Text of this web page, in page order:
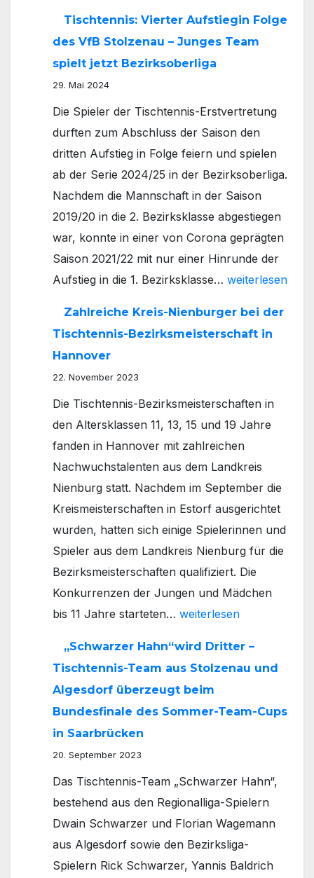
Kreismeisterschaften
finden
in
statt
–
Favorit
Erik
Jansen
setzt
sich
bei
den
Tischtennis: Vierter Aufstiegin Folge
des VfB Stolzenau – Junges Team
spielt jetzt Bezirksoberliga
29. Mai 2024
Die Spieler der Tischtennis-Erstvertretung
durften zum Abschluss der Saison den
dritten Aufstieg in Folge feiern und spielen
ab der Serie 2024/25 in der Bezirksoberliga.
Nachdem die Mannschaft in der Saison
2019/20 in die 2. Bezirksklasse abgestiegen
war, konnte in einer von Corona geprägten
Saison 2021/22 mit nur einer Hinrunde der
Aufstieg in die 1. Bezirksklasse… Tischtennis:
Aufstiegin
Folge
Stolzenau
–
Junges
Team
spielt
jetzt
Bezirksoberliga
weiterlesen
Zahlreiche Kreis-Nienburger bei der
Tischtennis-Bezirksmeisterschaft in
Hannover
22. November 2023
Die Tischtennis-Bezirksmeisterschaften in
den Altersklassen 11, 13, 15 und 19 Jahre
fanden in Hannover mit zahlreichen
Nachwuchstalenten aus dem Landkreis
Nienburg statt. Nachdem im September die
Kreismeisterschaften in Estorf ausgerichtet
wurden, hatten sich einige Spielerinnen und
Spieler aus dem Landkreis Nienburg für die
Bezirksmeisterschaften qualifiziert. Die
Konkurrenzen der Jungen und Mädchen
bis 11 Jahre starteten… Zahlreiche
Nienburger
bei
der
Tischtennis-
Hannover
weiterlesen
„Schwarzer Hahn“wird Dritter –
Tischtennis-Team aus Stolzenau und
Algesdorf überzeugt beim
Bundesfinale des Sommer-Team-Cups
in Saarbrücken
20. September 2023
Das Tischtennis-Team „Schwarzer Hahn“,
bestehend aus den Regionalliga-Spielern
Dwain Schwarzer und Florian Wagemann
aus Algesdorf sowie den Bezirksliga-
Spielern Rick Schwarzer, Yannis Baldrich